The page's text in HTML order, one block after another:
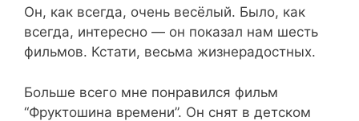
Он, как всегда, очень весёлый. Было, как
всегда, интересно — он показал нам шесть
фильмов. Кстати, весьма жизнерадостных.
Больше всего мне понравился фильм
“Фруктошина времени”. Он снят в детском